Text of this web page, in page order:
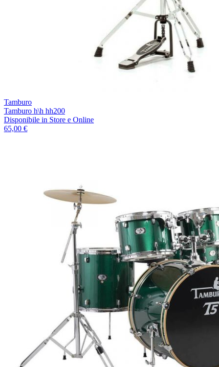
Tamburo
Tamburo h\h hh200
Disponibile in Store e Online
65,00 €